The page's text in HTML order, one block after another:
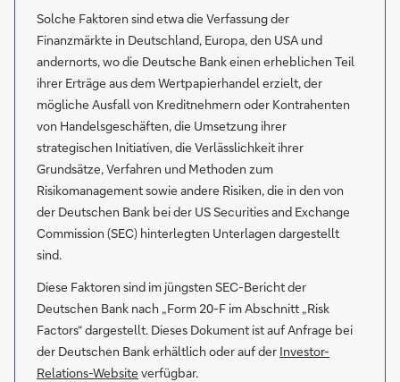
Solche Faktoren sind etwa die Verfassung der
Finanzmärkte in Deutschland, Europa, den USA und
andernorts, wo die Deutsche Bank einen erheblichen Teil
ihrer Erträge aus dem Wertpapierhandel erzielt, der
mögliche Ausfall von Kreditnehmern oder Kontrahenten
von Handelsgeschäften, die Umsetzung ihrer
strategischen Initiativen, die Verlässlichkeit ihrer
Grundsätze, Verfahren und Methoden zum
Risikomanagement sowie andere Risiken, die in den von
der Deutschen Bank bei der US Securities and Exchange
Commission (SEC) hinterlegten Unterlagen dargestellt
sind.
Diese Faktoren sind im jüngsten SEC-Bericht der
Deutschen Bank nach „Form 20-F im Abschnitt „Risk
Factors“ dargestellt. Dieses Dokument ist auf Anfrage bei
der Deutschen Bank erhältlich oder auf der Investor-
Relations-Website verfügbar.